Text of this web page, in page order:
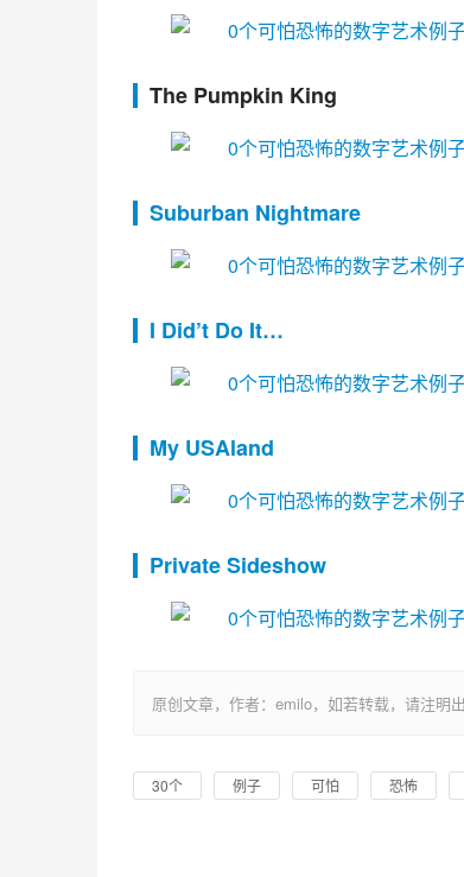
The Pumpkin King
Suburban Nightmare
I Did’t Do It…
My USAland
Private Sideshow
原创文章，作者：emilo，如若转载，请注明
30个 例子 可怕 恐怖